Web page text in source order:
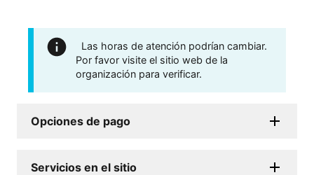
Las horas de atención podrían cambiar.
Por favor visite el sitio web de la
organización para verificar.
Opciones de pago
Servicios en el sitio